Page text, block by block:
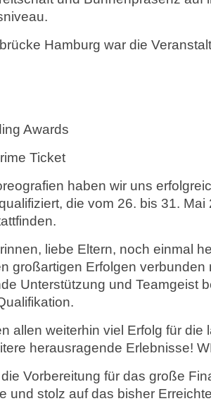
Hamburg war die
Awards
Ticket
haben wir uns
die vom 26. bis 31.
liebe Eltern, noch einmal
großartigen Erfolgen verbunden
Unterstützung und Teamgeist
allen weiterhin viel Erfolg für die
herausragende Erlebnisse!
Vorbereitung für das große
und stolz auf das bisher